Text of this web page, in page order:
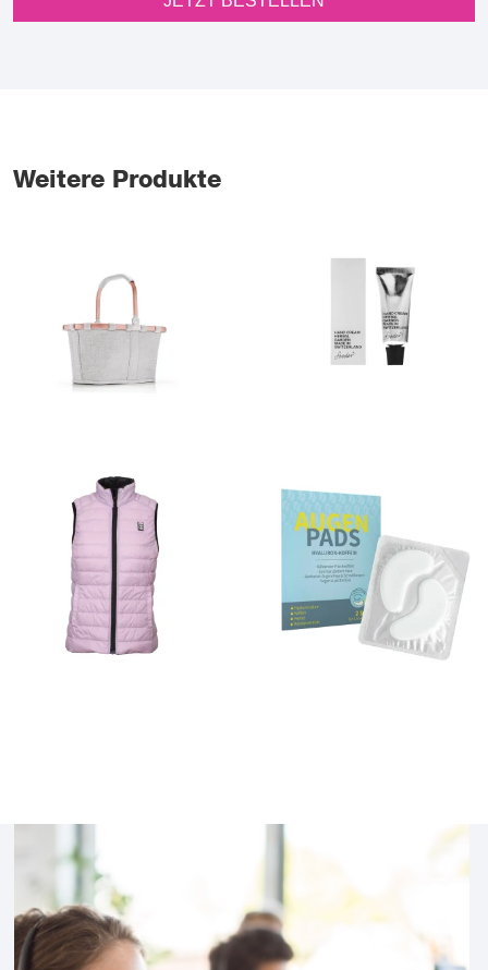
Weitere Produkte